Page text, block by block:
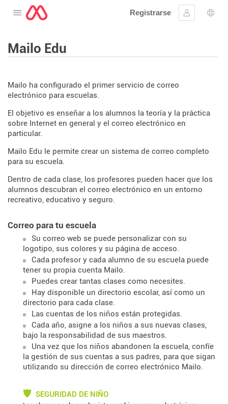
Abre el menú
Registrarse
Ingresar
Mailo Edu
Mailo ha configurado el primer servicio de correo
electrónico para escuelas.
El objetivo es enseñar a los alumnos la teoría y la práctica
sobre Internet en general y el correo electrónico en
particular.
Mailo Edu le permite crear un sistema de correo completo
para su escuela.
Dentro de cada clase, los profesores pueden hacer que los
alumnos descubran el correo electrónico en un entorno
recreativo, educativo y seguro.
Correo para tu escuela
Su correo web se puede personalizar con su
logotipo, sus colores y su página de acceso.
Cada profesor y cada alumno de su escuela puede
tener su propia cuenta Mailo.
Puedes crear tantas clases como necesites.
Hay disponible un directorio escolar, así como un
directorio para cada clase.
Las cuentas de los niños están protegidas.
Cada año, asigne a los niños a sus nuevas clases,
bajo la responsabilidad de sus maestros.
Una vez que los niños abandonen la escuela, confíe
la gestión de sus cuentas a sus padres, para que sigan
utilizando su dirección de correo electrónico Mailo.
SEGURIDAD DE NIÑO